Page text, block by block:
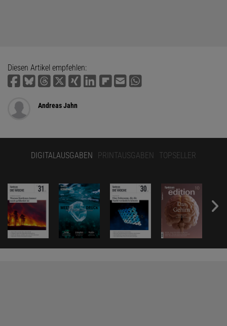
Diesen Artikel empfehlen:
Andreas Jahn
DIGITALAUSGABEN PRINTAUSGABEN TOPSELLER